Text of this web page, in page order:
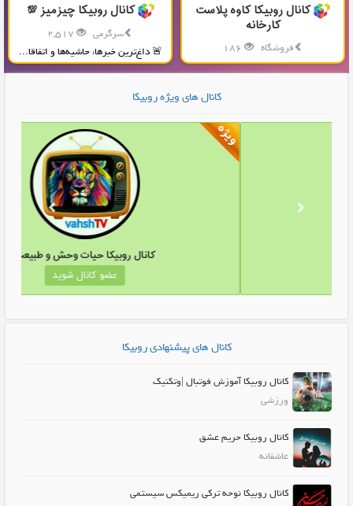
کانال روبیکا کاوه پلاست
کارخانه
فروشگاه
تولید و پخش محصولات پلاستیکی...
کانال روبیکا چیزمیز 💯
سرگرمی
🚨 داغ‌ترین خبرها، حاشیه‌ها و اتفاقا...
کانال های ویژه روبیکا
کانال
کانال های پیشنهادی روبیکا
کانال روبیکا آموزش فوتبال |وتکنیک
ورزشی
کانال روبیکا حریم عشق
عاشقانه
کانال روبیکا نوحه ترکی ریمیکس سیستمی